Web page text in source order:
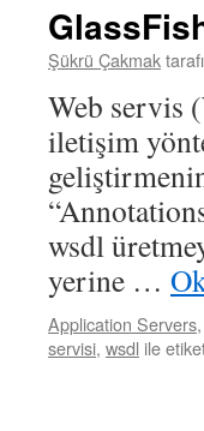
Şükrü Çakmak
Web servis
iletişim
wsdl
yerine …
Application Servers,
servisi, wsdl ile